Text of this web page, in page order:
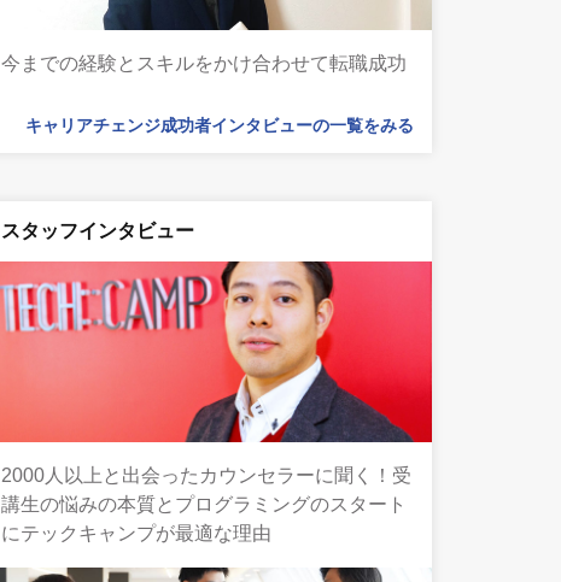
今までの経験とスキルをかけ合わせて転職成功
キャリアチェンジ成功者インタビューの一覧をみる
スタッフインタビュー
2000人以上と出会ったカウンセラーに聞く！受
講生の悩みの本質とプログラミングのスタート
にテックキャンプが最適な理由